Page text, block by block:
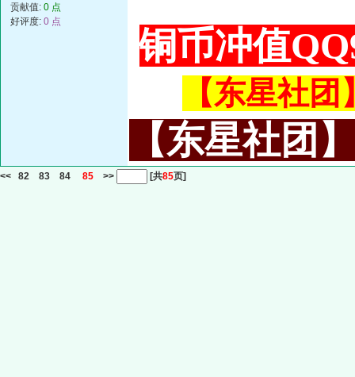
贡献值: 0 点
好评度: 0 点
铜币冲值
【东星社
【东星社团
<< 82 83 84 85 >> [共85页]